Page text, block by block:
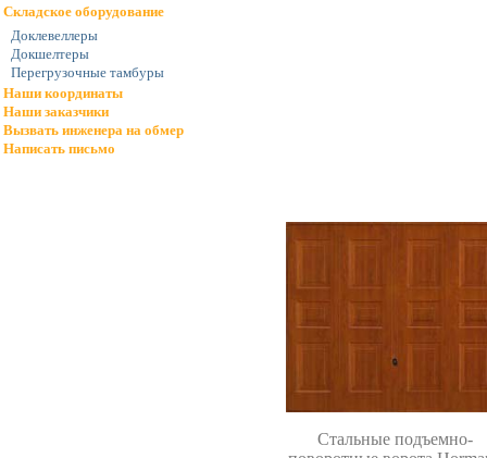
Складское оборудование
Доклевеллеры
Докшелтеры
Перегрузочные тамбуры
Наши координаты
Наши заказчики
Вызвать инженера на обмер
Написать письмо
Стальные подъемно-